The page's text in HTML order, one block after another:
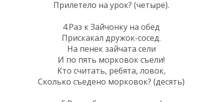
Прилетело на урок? (четыре).
4.Раз к Зайчонку на обед
Прискакал дружок-сосед.
На пенек зайчата сели
И по пять морковок съели!
Кто считать, ребята, ловок,
Сколько съедено морковок? (десять)